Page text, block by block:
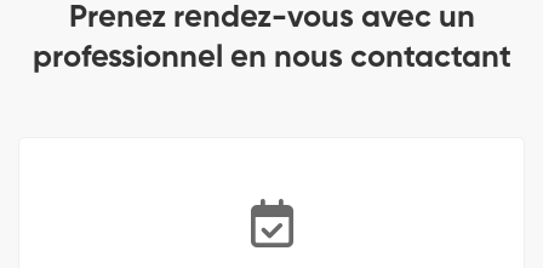
Prenez rendez-vous avec un
professionnel en nous contactant